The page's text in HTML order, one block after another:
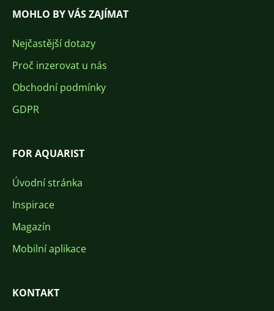
MOHLO BY VÁS ZAJÍMAT
Nejčastější dotazy
Proč inzerovat u nás
Obchodní podmínky
GDPR
FOR AQUARIST
Úvodní stránka
Inspirace
Magazín
Mobilní aplikace
KONTAKT